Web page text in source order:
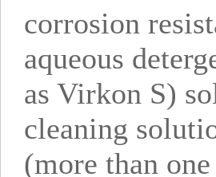
corrosion
aqueous
as Virkon S)
cleaning
(more than